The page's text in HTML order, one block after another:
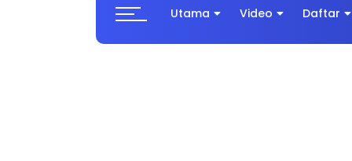
Utama Video Daftar